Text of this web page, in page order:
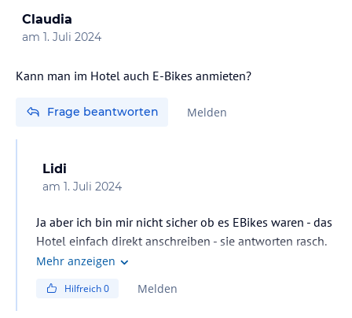
Claudia
am 1. Juli 2024
Kann man im Hotel auch E-Bikes anmieten?
Frage beantworten Melden
Lidi
am 1. Juli 2024
Ja aber ich bin mir nicht sicher ob es EBikes waren - das
Hotel einfach direkt anschreiben - sie antworten rasch.
Mehr anzeigen
Hilfreich0 Melden